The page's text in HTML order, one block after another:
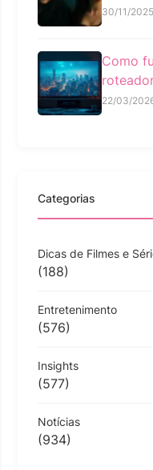
30/11/2025
Como
22/03/
Categorias
Dicas de Filmes e
(188)
Entretenimento
(576)
Insights
(577)
Notícias
(934)